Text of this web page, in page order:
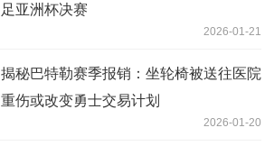
足亚洲杯决赛
2026-01-21
揭秘巴特勒赛季报销：坐轮椅被送往医院
重伤或改变勇士交易计划
2026-01-20